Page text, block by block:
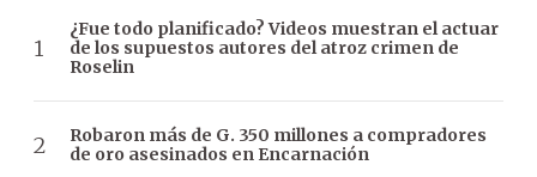
¿Fue todo planificado? Videos muestran el actuar
de los supuestos autores del atroz crimen de
Roselin
Robaron más de G. 350 millones a compradores
de oro asesinados en Encarnación